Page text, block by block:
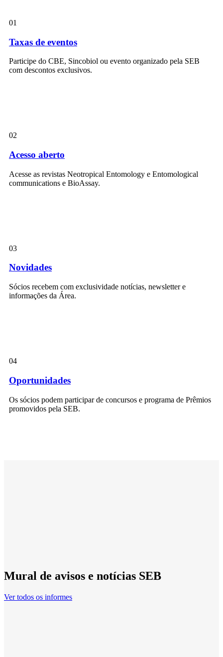
01
Taxas de eventos
Participe do CBE, Sincobiol ou evento organizado pela SEB
com descontos exclusivos.
02
Acesso aberto
Acesse as revistas Neotropical Entomology e Entomological
communications e BioAssay.
03
Novidades
Sócios recebem com exclusividade notícias, newsletter e
informações da Área.
04
Oportunidades
Os sócios podem participar de concursos e programa de Prêmios
promovidos pela SEB.
Mural de avisos e notícias SEB
Ver todos os informes